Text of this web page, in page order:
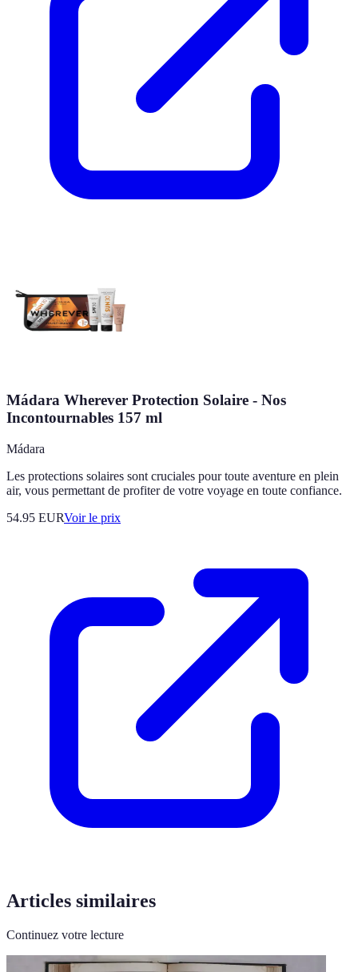
Mádara Wherever Protection Solaire - Nos
Incontournables 157 ml
Mádara
Les protections solaires sont cruciales pour toute aventure en plein
air, vous permettant de profiter de votre voyage en toute confiance.
54.95 EURVoir le prix
Articles similaires
Continuez votre lecture